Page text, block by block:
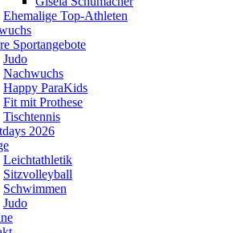
Ehemalige Top-Athleten
Sportangebote
Judo
Nachwuchs
Happy ParaKids
Fit mit Prothese
Tischtennis
2026
Leichtathletik
Sitzvolleyball
Schwimmen
Judo